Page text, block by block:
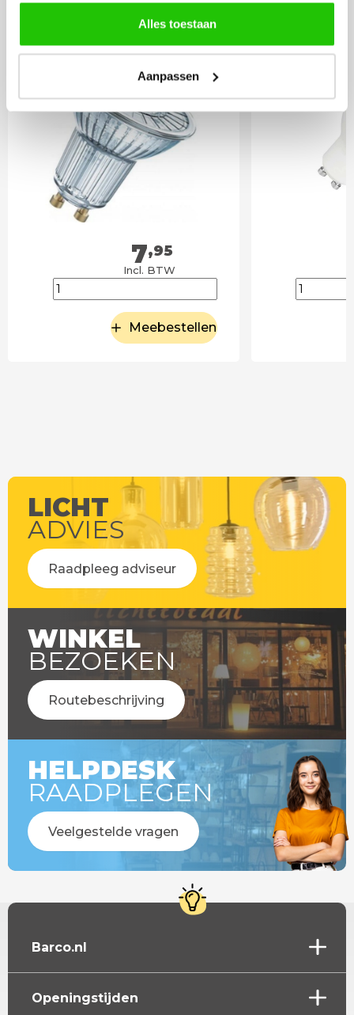
Alles toestaan
Aanpassen
7,95
Incl. BTW
Meebestellen
LED
LICHT
ADVIES
Raadpleeg adviseur
WINKEL
BEZOEKEN
Routebeschrijving
HELPDESK
RAADPLEGEN
Veelgestelde vragen
Barco.nl
Openingstijden